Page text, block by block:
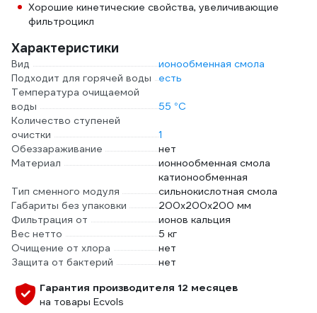
Хорошие кинетические свойства, увеличивающие
фильтроцикл
Характеристики
Вид
ионообменная смола
Подходит для горячей воды
есть
Температура очищаемой
воды
55 °С
Количество ступеней
очистки
1
Обеззараживание
нет
Материал
ионнообменная смола
Тип сменного модуля
катионообменная
сильнокислотная смола
Габариты без упаковки
200x200x200 мм
Фильтрация от
ионов кальция
Вес нетто
5 кг
Очищение от хлора
нет
Защита от бактерий
нет
Гарантия производителя 12 месяцев
на товары Ecvols